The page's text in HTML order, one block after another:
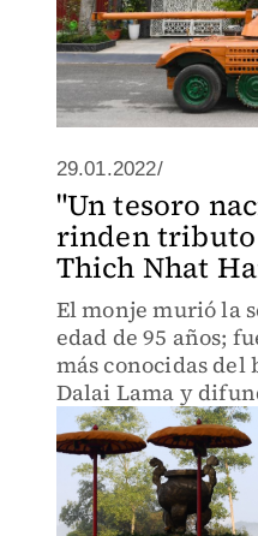
29.01.2022/
"Un tesoro
rinden tributo
Thich Nhat
El monje murió la
edad de 95 años;
más conocidas
Dalai Lama y
'minfulness' en